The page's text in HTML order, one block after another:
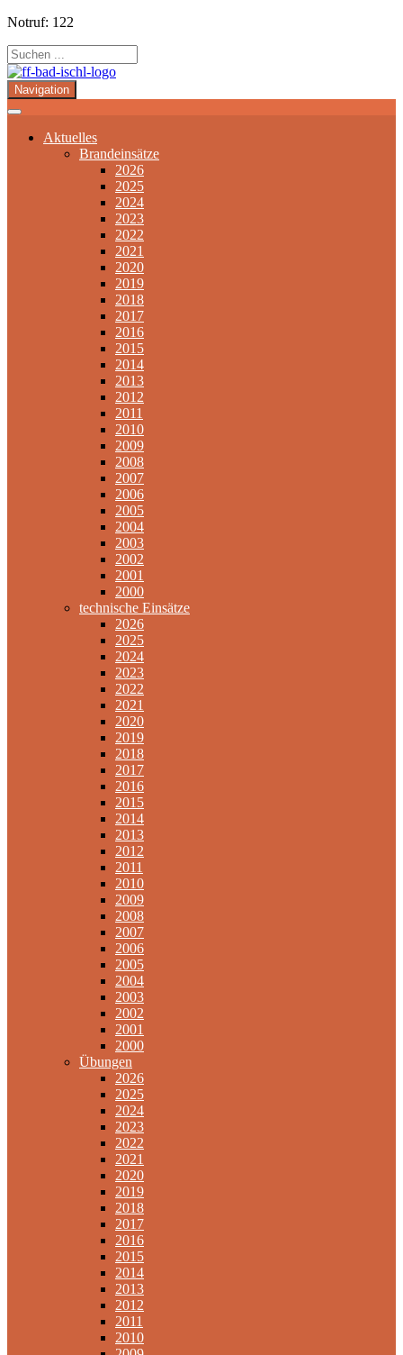
Notruf: 122
Navigation
Aktuelles
Brandeinsätze
2026
2025
2024
2023
2022
2021
2020
2019
2018
2017
2016
2015
2014
2013
2012
2011
2010
2009
2008
2007
2006
2005
2004
2003
2002
2001
2000
technische Einsätze
2026
2025
2024
2023
2022
2021
2020
2019
2018
2017
2016
2015
2014
2013
2012
2011
2010
2009
2008
2007
2006
2005
2004
2003
2002
2001
2000
Übungen
2026
2025
2024
2023
2022
2021
2020
2019
2018
2017
2016
2015
2014
2013
2012
2011
2010